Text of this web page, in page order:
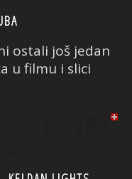
ostali još jedan
u filmu i slici